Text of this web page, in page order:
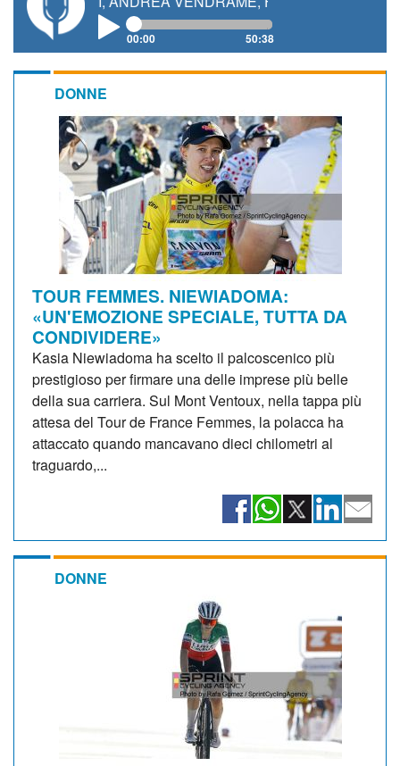
00:00 50:38
DONNE
TOUR FEMMES. NIEWIADOMA:
«UN'EMOZIONE SPECIALE, TUTTA DA
CONDIVIDERE»
Kasia Niewiadoma ha scelto il palcoscenico più
prestigioso per firmare una delle imprese più belle
della sua carriera. Sul Mont Ventoux, nella tappa più
attesa del Tour de France Femmes, la polacca ha
attaccato quando mancavano dieci chilometri al
traguardo,...
DONNE